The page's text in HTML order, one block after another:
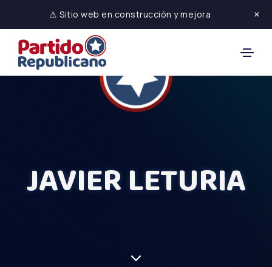
⚠ Sitio web en construcción y mejora ×
JAVIER LETURIA